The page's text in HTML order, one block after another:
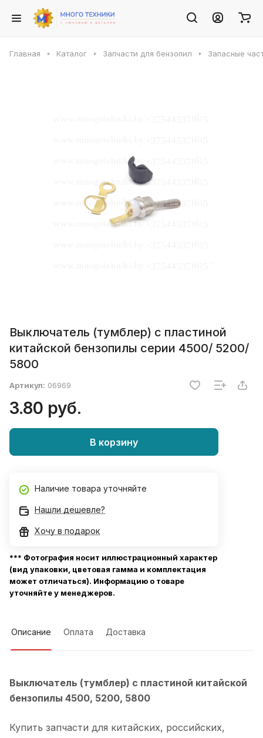
Главная Каталог Запчасти для бензопил Запасные
Выключатель (тумблер) с пластиной
китайской бензопилы серии 4500/ 5200/
5800
Артикул: 06969
3.80 руб.
В корзину
Наличие товара уточняйте
Нашли дешевле?
Хочу в подарок
*** Фотография носит иллюстрационный характер
(вид упаковки, цветовая гамма и комплектация
может отличаться). Информацию о товаре
уточняйте у менеджеров.
Описание Оплата Доставка
Выключатель (тумблер) с пластиной китайской
бензопилы 4500, 5200, 5800
Купить запчасти для китайских, российских,